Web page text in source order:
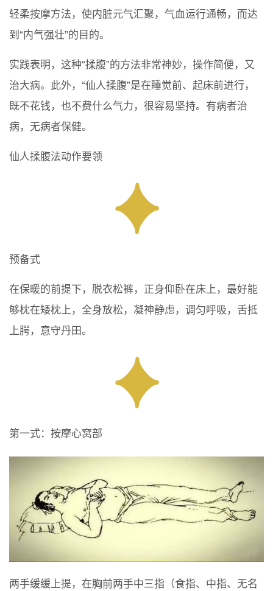
轻柔按摩方法，使内脏元气汇聚，气血运行通畅，而达
到“内气强壮”的目的。
实践表明，这种“揉腹”的方法非常神妙，操作简便，又
治大病。此外，“仙人揉腹”是在睡觉前、起床前进行，
既不花钱，也不费什么气力，很容易坚持。有病者治
病，无病者保健。
仙人揉腹法动作要领
预备式
在保暖的前提下，脱衣松裤，正身仰卧在床上，最好能
够枕在矮枕上，全身放松，凝神静虑，调匀呼吸，舌抵
上腭，意守丹田。
第一式：按摩心窝部
两手缓缓上提，在胸前两手中三指（食指、中指、无名